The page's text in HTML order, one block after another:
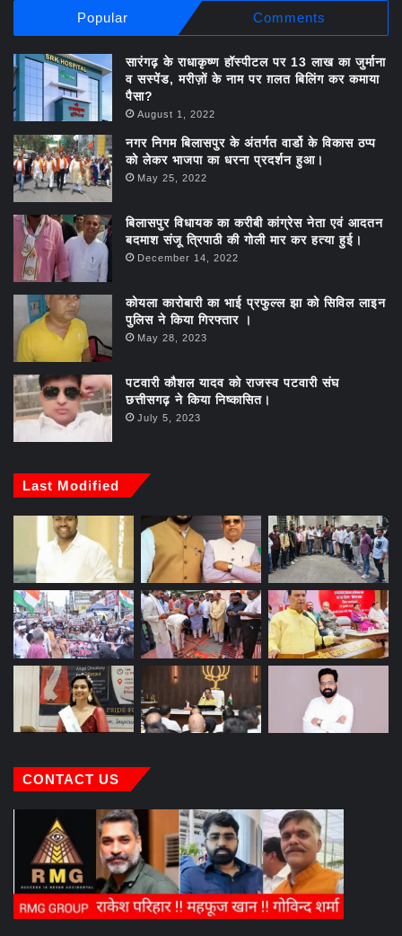
Popular Comments
सारंगढ़ के राधाकृष्ण हॉस्पीटल पर 13 लाख का जुर्माना
व सस्पेंड, मरीज़ों के नाम पर ग़लत बिलिंग कर कमाया
पैसा?
August 1, 2022
नगर निगम बिलासपुर के अंतर्गत वार्डो के विकास ठप्प
को लेकर भाजपा का धरना प्रदर्शन हुआ।
May 25, 2022
बिलासपुर विधायक का करीबी कांग्रेस नेता एवं आदतन
बदमाश संजू त्रिपाठी की गोली मार कर हत्या हुई।
December 14, 2022
कोयला कारोबारी का भाई प्रफुल्ल झा को सिविल लाइन
पुलिस ने किया गिरफ्तार ।
May 28, 2023
पटवारी कौशल यादव को राजस्व पटवारी संघ
छत्तीसगढ़ ने किया निष्कासित।
July 5, 2023
Last Modified
CONTACT US